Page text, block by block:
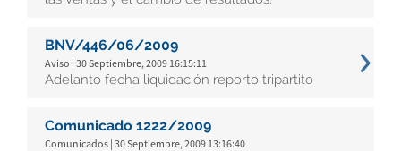
BNV/446/06/2009
Aviso | 30 Septiembre, 2009 16:15:11
Adelanto fecha liquidación reporto tripartito
Comunicado 1222/2009
Comunicados | 30 Septiembre, 2009 13:16:40